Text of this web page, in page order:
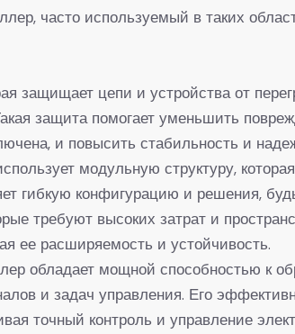
часто используемый в таких
защищает цепи и устройства от
защита помогает уменьшить
и повысить стабильность и
модульную структуру,
гибкую конфигурацию и решения,
требуют высоких затрат и
ее расширяемость и устойчивость.
обладает мощной способностью к
и задач управления. Его
точный контроль и управление